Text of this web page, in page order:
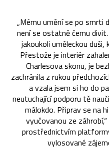
„Mému umění se po smrti
není se ostatně čemu
jakoukoli uměleckou
Přestože je interiér
Charlesova skonu, je
zachránila z rukou
a vzala jsem si ho do
neutuchající podporu tě
málokdo. Připrav se na
vyučovanou ze
prostřednictvím
vylosované